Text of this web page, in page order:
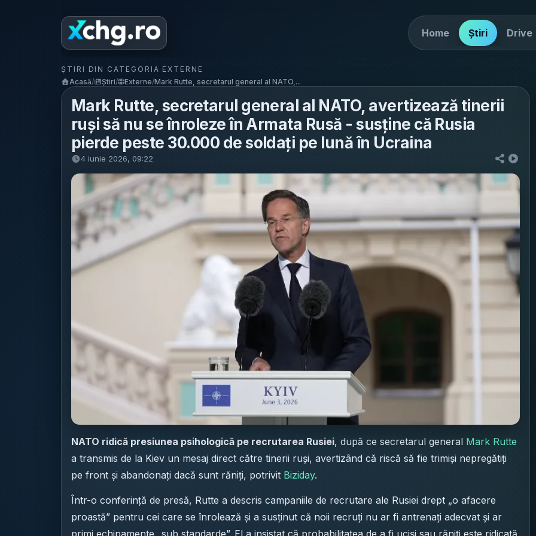
Home Știri Drive
ȘTIRI DIN CATEGORIA EXTERNE
Acasă/ Știri/ Externe/Mark Rutte, secretarul general al NATO,...
Mark Rutte, secretarul general al NATO, avertizează tinerii
ruși să nu se înroleze în Armata Rusă - susține că Rusia
pierde peste 30.000 de soldați pe lună în Ucraina
4 iunie 2026, 09:22
NATO ridică presiunea psihologică pe recrutarea Rusiei, după ce secretarul general Mark Rutte
a transmis de la Kiev un mesaj direct către tinerii ruși, avertizând că riscă să fie trimiși nepregătiți
pe front și abandonați dacă sunt răniți, potrivit Biziday.
Într-o conferință de presă, Rutte a descris campaniile de recrutare ale Rusiei drept „o afacere
proastă” pentru cei care se înrolează și a susținut că noii recruți nu ar fi antrenați adecvat și ar
primi echipamente „sub standarde”. El a insistat că probabilitatea de a fi uciși sau răniți este ridicată